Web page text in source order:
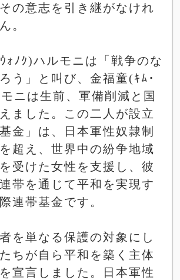
の意志を引き継がなけれ
。
ｫﾉｸ)ハルモニは「戦争のな
う」と叫び、金福童(ｷﾑ･
ニは生前、軍備削減と国
ました。この二人が設立
金」は、日本軍性奴隷制
超え、世界中の紛争地域
受けた女性を支援し、彼
帯を通じて平和を実現す
連帯基金です。
を単なる保護の対象にし
ちが自ら平和を築く主体
宣言しました。日本軍性